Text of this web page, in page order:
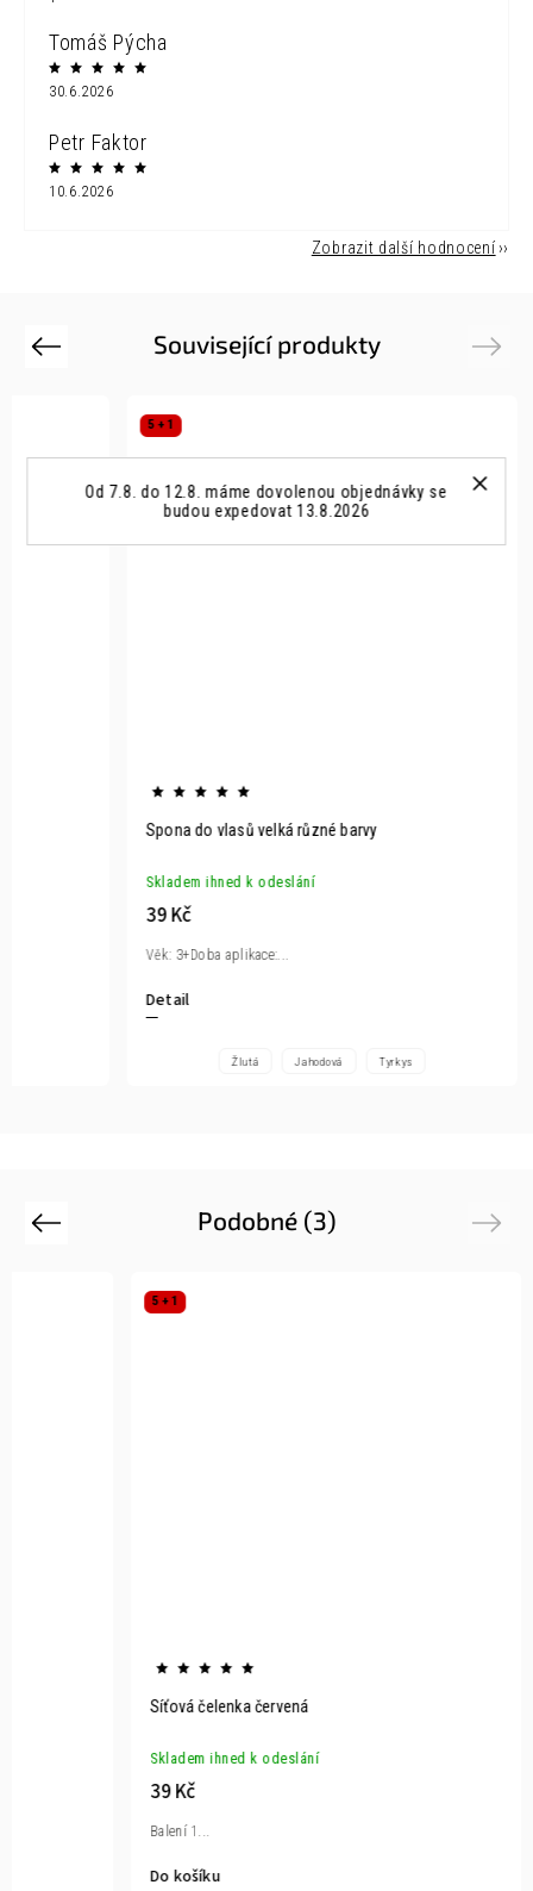
Od 7.8. do 12.8. máme dovolenou objednávky se
budou expedovat 13.8.2026
Tomáš Pýcha
30.6.2026
Petr Faktor
10.6.2026
Zobrazit další hodnocení
Související produkty
Previous
5 + 1
Spona do vlasů velká různé barvy
Skladem ihned k odeslání
39 Kč
Detail
Věk: 3+Doba aplikace:...
Žlutá Jahodová Tyrkys
Next
Podobné (3)
Previous
5 + 1
Síťová čelenka červená
Skladem ihned k odeslání
39 Kč
Do košíku
Balení 1...
Next